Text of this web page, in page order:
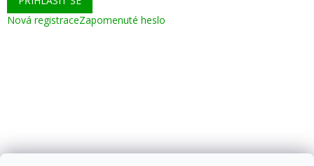
Nová registraceZapomenuté heslo